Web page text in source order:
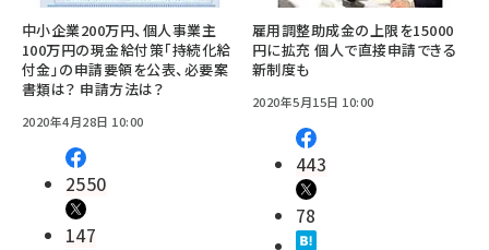
中小企業200万円、個人事業主
100万円の現金給付策「持続化給
付金」の申請要領を公表、必要案
書類は？ 申請方法は？
2020年4月28日 10:00
2550
147
雇用調整助成金の上限を15000
円に拡充 個人で直接申請できる
新制度も
2020年5月15日 10:00
443
78